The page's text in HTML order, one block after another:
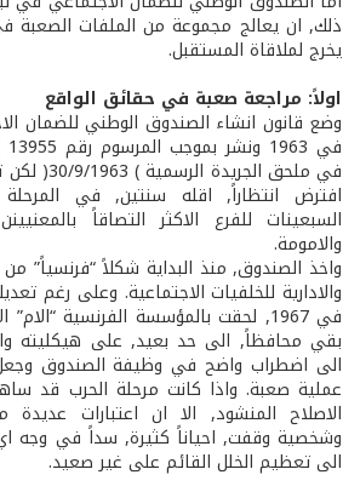
ذلك, ان يعالج مجموعة من الملفات الصعبة
يخرج لملاقاة المستقبل.
اولاً: مراجعة صعبة في حقائق الواقع
وضع قانون انشاء الصندوق الوطني للضمان
في ملحق
افترض انتظاراً, اقله سنتين, في
السبعينات للفرع الاكثر التصاقاً
والامومة.
واخذ الصندوق, منذ البداية شكلاً “فرنسياً” من
والادارية للخلفيات الاجتماعية. وعلى رغم
في 1967, لحقت بالمؤسسة الفرنسية
بقي محافظاً, الى حد بعيد, على هيكليته
الى اضطراب واضح في وظيفة الصندوق
عملية صعبة. واذا كانت مرحلة الحرب قد
الاصلاح المنشود, الا ان اعتبارات عديدة
وشخصية وقفت, احياناً كثيرة, سداً في وجه
الى تعظيم الخلل القائم على غير صعيد.